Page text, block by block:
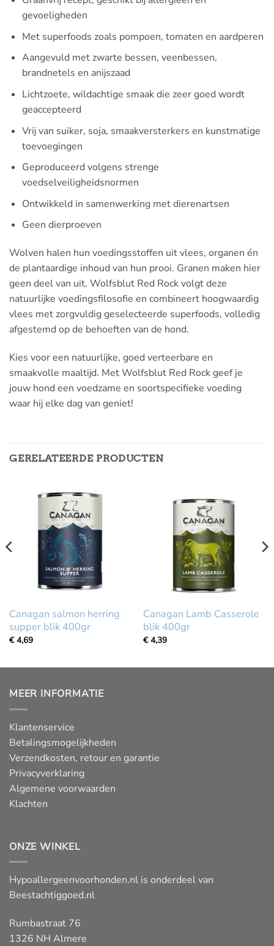
gevoeligheden
Met superfoods zoals pompoen, tomaten en aardperen
Aangevuld met zwarte bessen, veenbessen,
brandnetels en anijszaad
Lichtzoete, wildachtige smaak die zeer goed wordt
geaccepteerd
Vrij van suiker, soja, smaakversterkers en kunstmatige
toevoegingen
Geproduceerd volgens strenge
voedselveiligheidsnormen
Ontwikkeld in samenwerking met dierenartsen
Geen dierproeven
Wolven halen hun voedingsstoffen uit vlees, organen én
de plantaardige inhoud van hun prooi. Granen maken hier
geen deel van uit. Wolfsblut Red Rock volgt deze
natuurlijke voedingsfilosofie en combineert hoogwaardig
vlees met zorgvuldig geselecteerde superfoods, volledig
afgestemd op de behoeften van de hond.
Kies voor een natuurlijke, goed verteerbare en
smaakvolle maaltijd. Met Wolfsblut Red Rock geef je
jouw hond een voedzame en soortspecifieke voeding
waar hij elke dag van geniet!
GERELATEERDE PRODUCTEN
Canagan salmon herring
supper blik 400gr
€4,69
Canagan Lamb Casserole
blik 400gr
€4,39
MEER INFORMATIE
Klantenservice
Betalingsmogelijkheden
Verzendkosten, retour en garantie
Privacyverklaring
Algemene voorwaarden
Klachten
ONZE WINKEL
Hypoallergeenvoorhonden.nl is onderdeel van
Beestachtiggoed.nl
Rumbastraat 76
1326 NH Almere